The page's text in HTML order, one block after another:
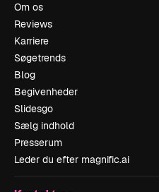
Om os
Reviews
Karriere
Søgetrends
Blog
Begivenheder
Slidesgo
Sælg indhold
Presserum
Leder du efter magnific.ai